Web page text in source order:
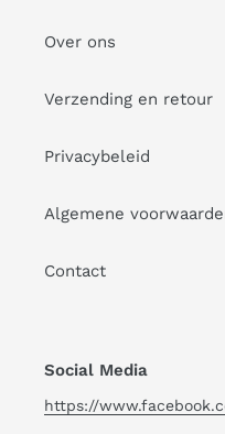
Over ons
Verzending en retour
Privacybeleid
Algemene
Contact
Social Media
https://